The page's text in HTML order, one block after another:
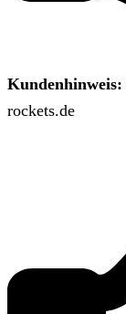
Kundenhinweis:
rockets.de